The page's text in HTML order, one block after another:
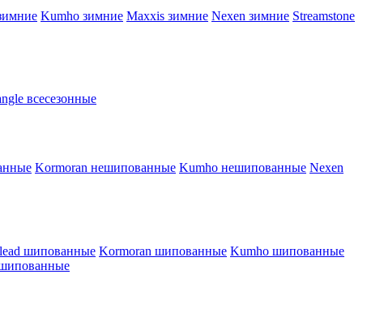
Kumho зимние Maxxis зимние Nexen зимние Streamstone
всесезонные
Kormoran нешипованные Kumho нешипованные Nexen
шипованные Kormoran шипованные Kumho шипованные